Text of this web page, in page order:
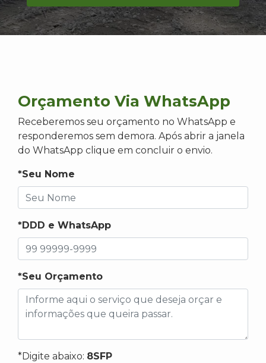
Orçamento Via WhatsApp
Receberemos seu orçamento no WhatsApp e
responderemos sem demora. Após abrir a janela
do WhatsApp clique em concluir o envio.
*Seu Nome
*DDD e WhatsApp
*Seu Orçamento
*Digite abaixo: 8SFP